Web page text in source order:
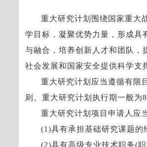
重大研究计划围绕国家重大
学目标，凝聚优势力量，形成具
与融合，培养创新人才和团队，
社会发展和国家安全提供科学支
重大研究计划应当遵循有限
则。重大研究计划执行期一般为8
重大研究计划项目申请人应
(1)具有承担基础研究课题的
(2)具有高级专业技术职务(职